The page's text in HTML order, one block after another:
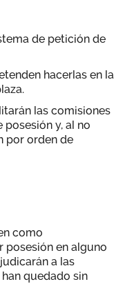
de petición de
hacerlas en la
las comisiones
y, al no
por orden de
como
posesión en alguno
a las
quedado sin